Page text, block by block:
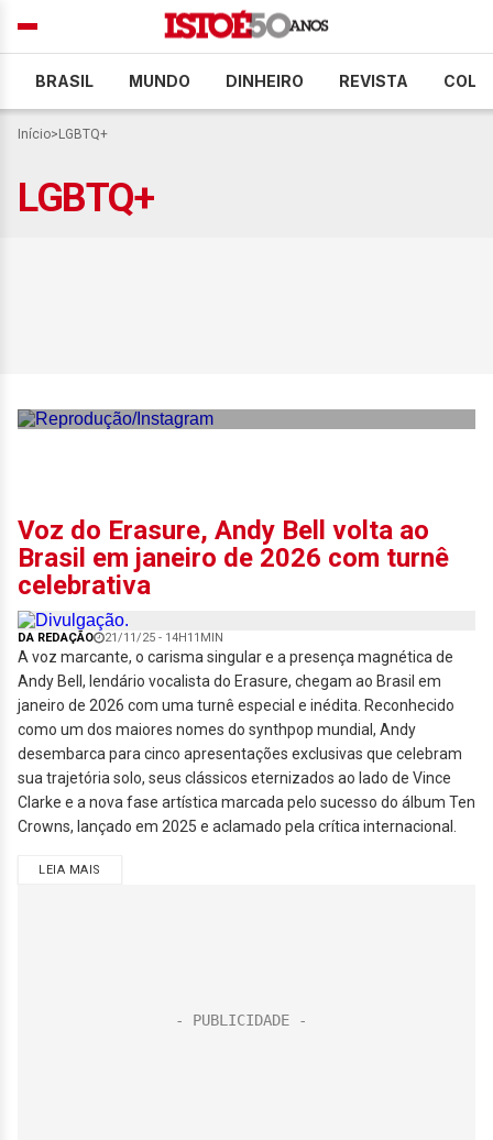
BRASIL MUNDO DINHEIRO REVISTA
Início> LGBTQ+
LGBTQ+
Voz do Erasure, Andy Bell volta ao
Brasil em janeiro de 2026 com turnê
celebrativa
DA REDAÇÃO 21/11/25 - 14H11MIN
A voz marcante, o carisma singular e a presença magnética de
Andy Bell, lendário vocalista do Erasure, chegam ao Brasil em
janeiro de 2026 com uma turnê especial e inédita. Reconhecido
como um dos maiores nomes do synthpop mundial, Andy
desembarca para cinco apresentações exclusivas que celebram
sua trajetória solo, seus clássicos eternizados ao lado de Vince
Clarke e a nova fase artística marcada pelo sucesso do álbum Ten
Crowns, lançado em 2025 e aclamado pela crítica internacional.
LEIA MAIS